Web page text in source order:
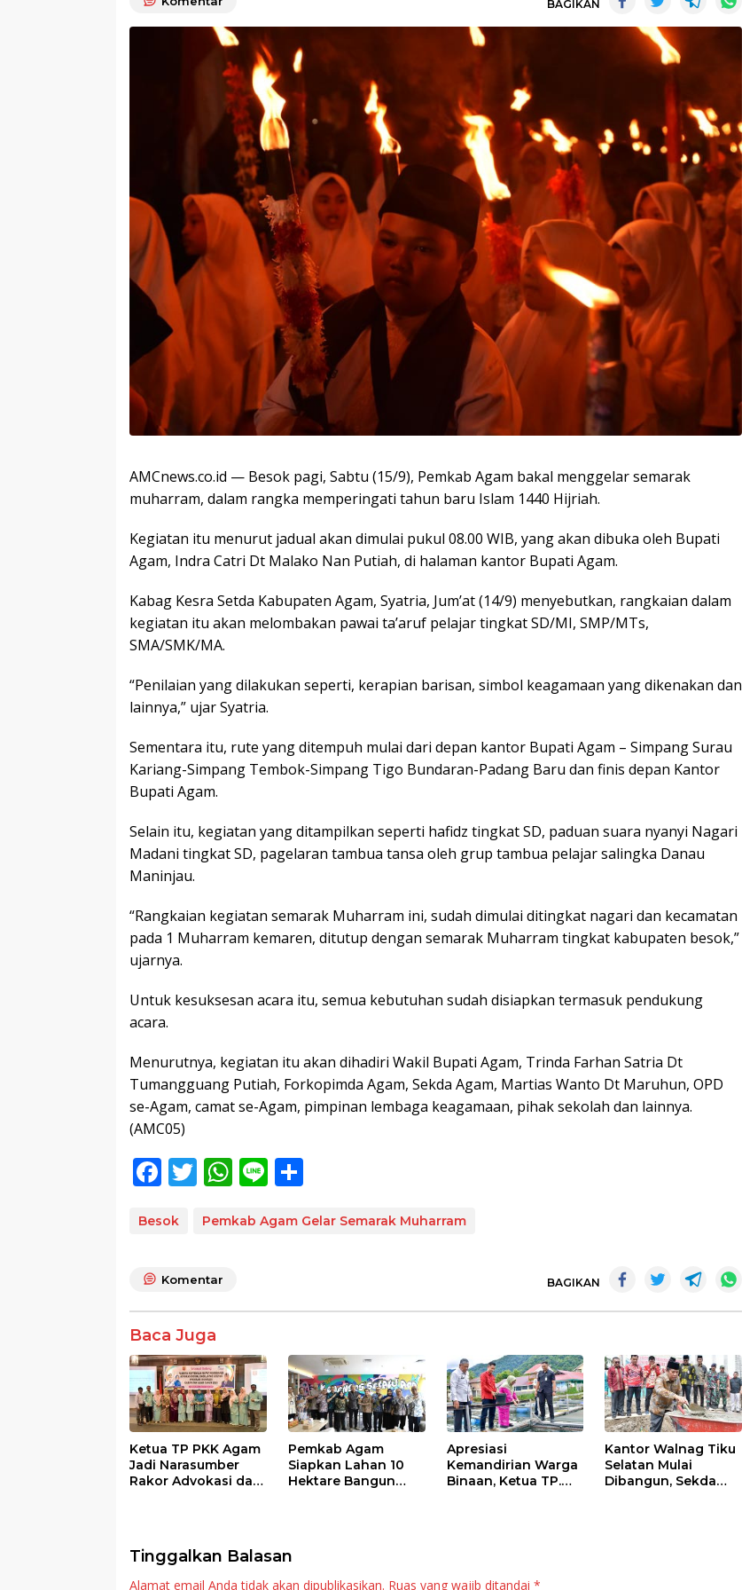
BAGIKAN
AMCnews.co.id — Besok pagi, Sabtu (15/9), Pemkab Agam bakal menggelar semarak
muharram, dalam rangka memperingati tahun baru Islam 1440 Hijriah.
Kegiatan itu menurut jadual akan dimulai pukul 08.00 WIB, yang akan dibuka oleh Bupati
Agam, Indra Catri Dt Malako Nan Putiah, di halaman kantor Bupati Agam.
Kabag Kesra Setda Kabupaten Agam, Syatria, Jum’at (14/9) menyebutkan, rangkaian dalam
kegiatan itu akan melombakan pawai ta’aruf pelajar tingkat SD/MI, SMP/MTs,
SMA/SMK/MA.
“Penilaian yang dilakukan seperti, kerapian barisan, simbol keagamaan yang dikenakan dan
lainnya,” ujar Syatria.
Sementara itu, rute yang ditempuh mulai dari depan kantor Bupati Agam – Simpang Surau
Kariang-Simpang Tembok-Simpang Tigo Bundaran-Padang Baru dan finis depan Kantor
Bupati Agam.
Selain itu, kegiatan yang ditampilkan seperti hafidz tingkat SD, paduan suara nyanyi Nagari
Madani tingkat SD, pagelaran tambua tansa oleh grup tambua pelajar salingka Danau
Maninjau.
“Rangkaian kegiatan semarak Muharram ini, sudah dimulai ditingkat nagari dan kecamatan
pada 1 Muharram kemaren, ditutup dengan semarak Muharram tingkat kabupaten besok,”
ujarnya.
Untuk kesuksesan acara itu, semua kebutuhan sudah disiapkan termasuk pendukung
acara.
Menurutnya, kegiatan itu akan dihadiri Wakil Bupati Agam, Trinda Farhan Satria Dt
Tumangguang Putiah, Forkopimda Agam, Sekda Agam, Martias Wanto Dt Maruhun, OPD
se-Agam, camat se-Agam, pimpinan lembaga keagamaan, pihak sekolah dan lainnya.
(AMC05)
F
e
o
o
k
T
itt
W
at
p
Li
e ar
Besok Pemkab Agam Gelar Semarak Muharram
Komentar BAGIKAN
Baca Juga
Ketua TP PKK Agam
Jadi Narasumber
Rakor Advokasi dan
Pemkab Agam
Siapkan Lahan 10
Hektare Bangun
Apresiasi
Kemandirian Warga
Binaan, Ketua TP.
Kantor Walnag Tiku
Selatan Mulai
Dibangun, Sekda
Tinggalkan Balasan
Alamat email Anda tidak akan dipublikasikan. Ruas yang wajib ditandai *